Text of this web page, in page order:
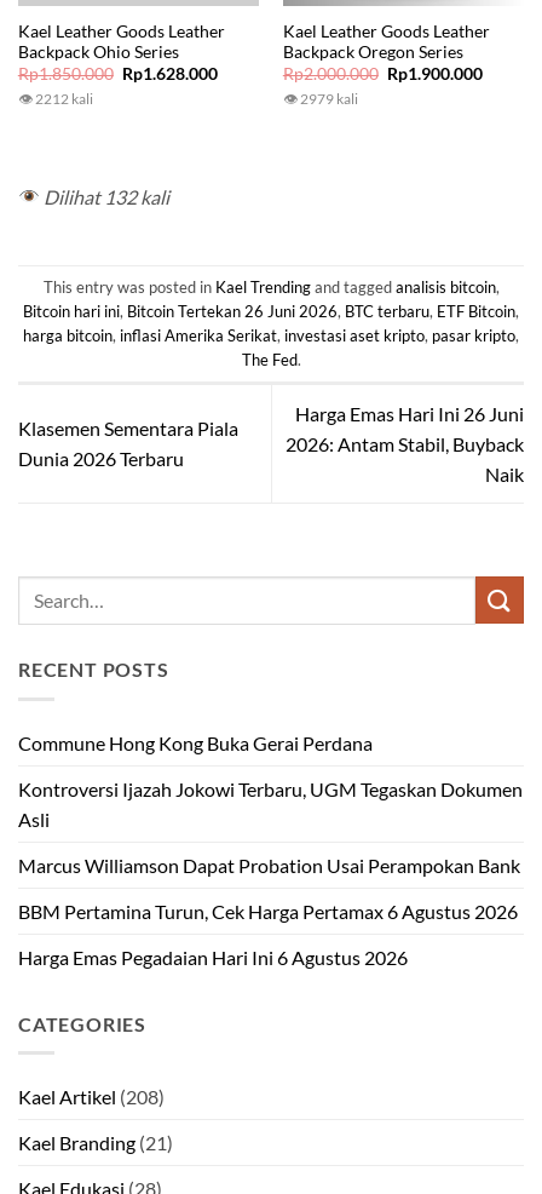
Kael Leather Goods Leather
Backpack Ohio Series
Rp1.850.000 Original
price
Rp1.628.000Current
👁 2212 kali
Kael Leather Goods Leather
Backpack Oregon Series
Rp2.000.000 Original
price
Rp1.900.000Current
👁 2979 kali
Dilihat 132 kali
This entry was posted in Kael Trendingand taggedanalisis bitcoin,
Bitcoin hari ini, Bitcoin Tertekan 26 Juni 2026, BTC terbaru, ETF Bitcoin,
harga bitcoin, inflasi Amerika Serikat, investasi aset kripto, pasar kripto,
The Fed.
Klasemen Sementara Piala
Dunia 2026 Terbaru
Harga Emas Hari Ini 26 Juni
2026: Antam Stabil, Buyback
Naik
RECENT POSTS
Commune Hong Kong Buka Gerai Perdana
Kontroversi Ijazah Jokowi Terbaru, UGM Tegaskan Dokumen
Asli
Marcus Williamson Dapat Probation Usai Perampokan Bank
BBM Pertamina Turun, Cek Harga Pertamax 6 Agustus 2026
Harga Emas Pegadaian Hari Ini 6 Agustus 2026
CATEGORIES
Kael Artikel (208)
Kael Branding (21)
Kael Edukasi (28)